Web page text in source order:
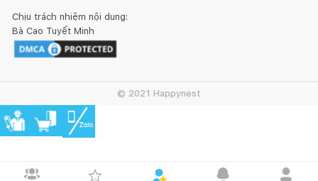
Chịu trách nhiệm nội dung:
Bà Cao Tuyết Minh
© 2021 Happynest